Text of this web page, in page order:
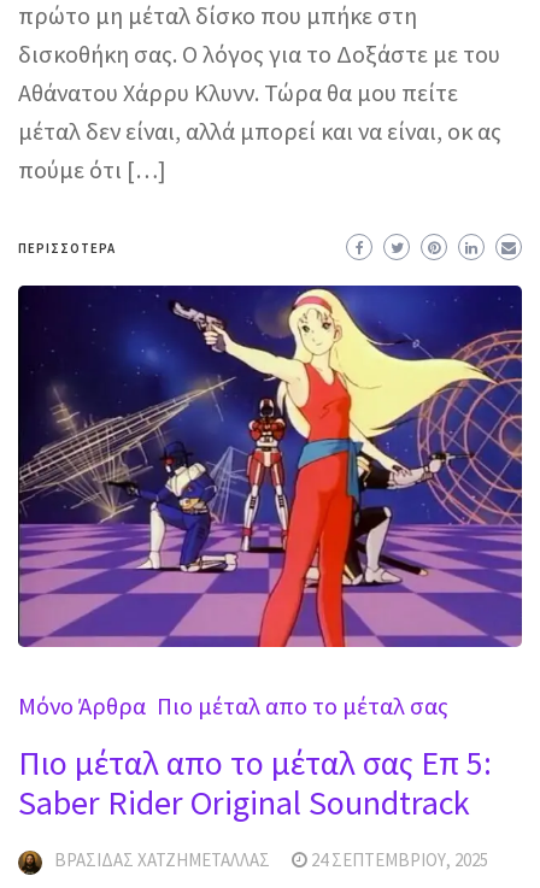
πρώτο μη μέταλ δίσκο που μπήκε στη
δισκοθήκη σας. Ο λόγος για το Δοξάστε με του
Αθάνατου Χάρρυ Κλυνν. Τώρα θα μου πείτε
μέταλ δεν είναι, αλλά μπορεί και να είναι, οκ ας
πούμε ότι […]
ΠΕΡΙΣΣΌΤΕΡΑ
Mόνο Άρθρα Πιο μέταλ απο το μέταλ σας
Πιο μέταλ απο το μέταλ σας Επ 5:
Saber Rider Original Soundtrack
ΒΡΑΣΊΔΑΣ ΧΑΤΖΗΜΕΤΑΛΛΆΣ 24 ΣΕΠΤΕΜΒΡΊΟΥ, 2025